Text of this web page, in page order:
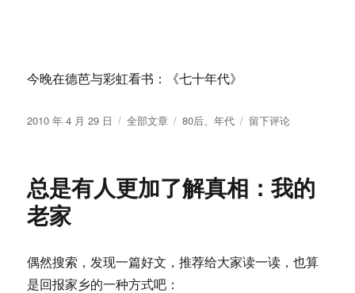
今晚在德芭与彩虹看书：《七十年代》
发
2010 年 4 月 29 日
分
全部文章
标
80后、年代
于
难
和
影
留下评论
总是有人更加了解真相：我的
老家
偶然搜索，发现一篇好文，推荐给大家读一读，也算
是回报家乡的一种方式吧：